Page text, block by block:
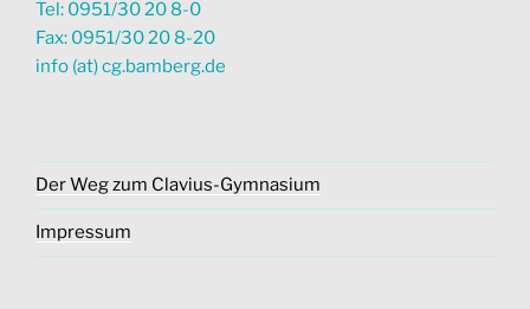
Tel: 0951/30 20 8-0
Fax: 0951/30 20 8-20
info (at) cg.bamberg.de
Der Weg zum Clavius-Gymnasium
Impressum